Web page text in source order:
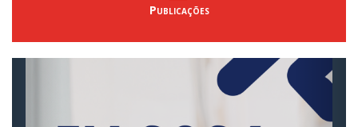
Publicações